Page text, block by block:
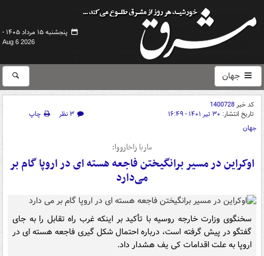
پنجشنبه ۱۵ مرداد ۱۴۰۵ -
Aug 6 2026
جهان
کد خبر1400728
تاریخ انتشار: ۳۰ تیر ۱۴۰۱ - ۱۶:۴۹ ۳ نظر
چاپ
جهان
ماریا زاخارووا:
اوکراین در مسیر برانگیختن فاجعه هسته ای در اروپا گام بر
می‌دارد
سخنگوی وزارت خارجه روسیه با تأکید بر اینکه غرب راه تقابل را به جای
گفتگو در پیش گرفته است، درباره احتمال شکل گیری فاجعه هسته ای در
اروپا به علت اقدامات کی یف هشدار داد.